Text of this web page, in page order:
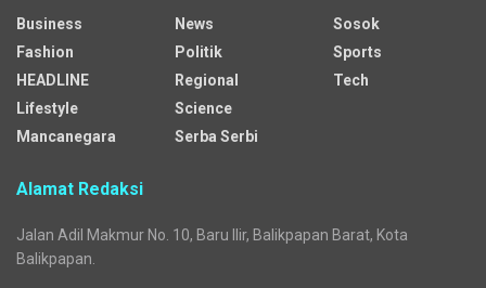
Business
Fashion
HEADLINE
Lifestyle
Mancanegara
News
Politik
Regional
Science
Serba Serbi
Sosok
Sports
Tech
Alamat Redaksi
Jalan Adil Makmur No. 10, Baru Ilir, Balikpapan Barat, Kota
Balikpapan.